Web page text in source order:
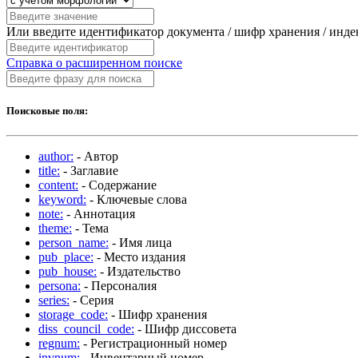
Или введите идентификатор документа / шифр хранения /
Справка о расширенном поиске
Поисковые поля:
author: - Автор
title: - Заглавие
content: - Содержание
keyword: - Ключевые слова
note: - Аннотация
theme: - Тема
person_name: - Имя лица
pub_place: - Место издания
pub_house: - Издательство
persona: - Персоналия
series: - Серия
storage_code: - Шифр хранения
diss_council_code: - Шифр диссовета
regnum: - Регистрационный номер